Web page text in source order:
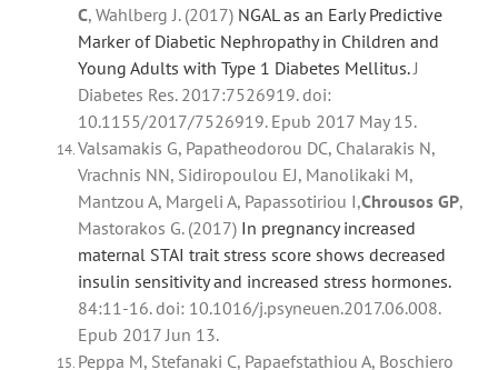
C, Wahlberg J. (2017) NGAL as an Early Predictive
Marker of Diabetic Nephropathy in Children and
Young Adults with Type 1 Diabetes Mellitus.J
Diabetes Res. 2017:7526919. doi:
10.1155/2017/7526919. Epub 2017 May 15.
Valsamakis G, Papatheodorou DC, Chalarakis N,
Vrachnis NN, Sidiropoulou EJ, Manolikaki M,
Mantzou A, Margeli A, Papassotiriou I,Chrousos GP,
Mastorakos G. (2017) In pregnancy increased
maternal STAI trait stress score shows decreased
insulin sensitivity and increased stress hormones.
84:11-16. doi: 10.1016/j.psyneuen.2017.06.008.
Epub 2017 Jun 13.
Peppa M, Stefanaki C, Papaefstathiou A, Boschiero